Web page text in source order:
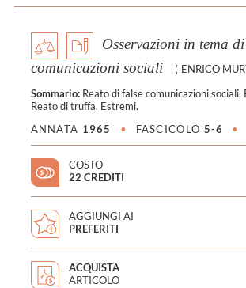
Osservazioni in tema
comunicazioni sociali
( ENRICO
Sommario:Reato di false comunicazioni sociali.
Reato di truffa. Estremi.
ANNATA 1965 • FASCICOLO 5-6 •
COSTO
22 CREDITI
AGGIUNGI AI
PREFERITI
ACQUISTA
ARTICOLO